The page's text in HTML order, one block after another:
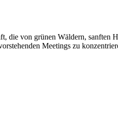
die von grünen Wäldern,
Meetings zu